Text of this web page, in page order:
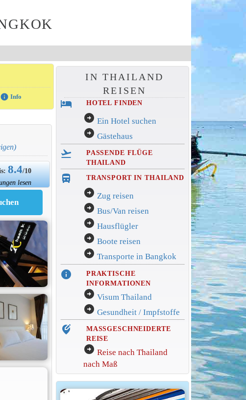
info Info
8.4/10
lesen
IN THAILAND
REISEN
hotel HOTEL FINDEN
arrow_circle_right Ein Hotel suchen
arrow_circle_right Gästehaus
flight_takeoff
PASSENDE FLÜGE
THAILAND
directions_bus_filled TRANSPORT IN THAILAND
arrow_circle_right Zug reisen
arrow_circle_right Bus/Van reisen
arrow_circle_right Hausflügler
arrow_circle_right Boote reisen
arrow_circle_right Transporte in Bangkok
info
PRAKTISCHE
INFORMATIONEN
arrow_circle_right Visum Thailand
arrow_circle_right Gesundheit / Impfstoffe
edit_location_alt
MASSGESCHNEIDERTE
REISE
arrow_circle_right Reise nach Thailand
nach Maß